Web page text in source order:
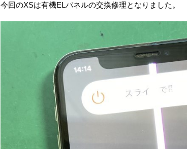
今回のXSは有機ELパネルの交換修理となりました。